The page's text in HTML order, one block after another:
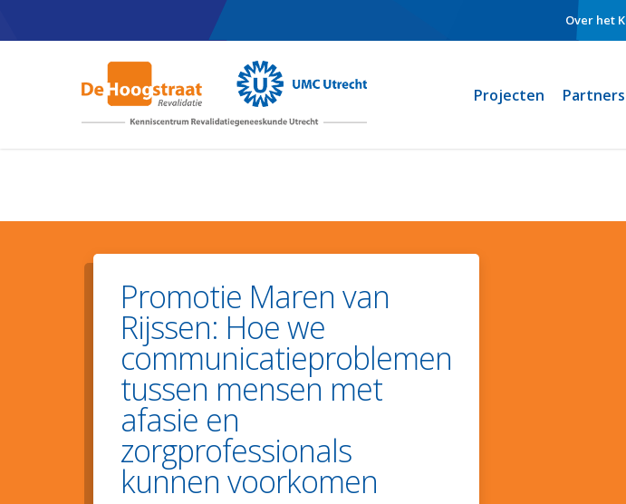
to
Over het
Projecten
Promotie Maren van
Rijssen: Hoe we
communicatieproblemen
tussen mensen met
afasie en
zorgprofessionals
kunnen voorkomen